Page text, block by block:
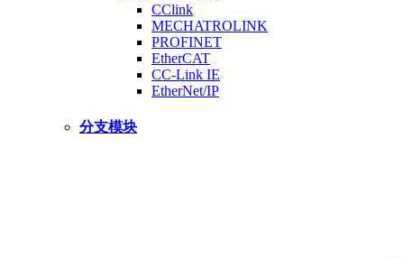
CClink
MECHATROLINK
PROFINET
EtherCAT
CC-Link IE
EtherNet/IP
分支模块